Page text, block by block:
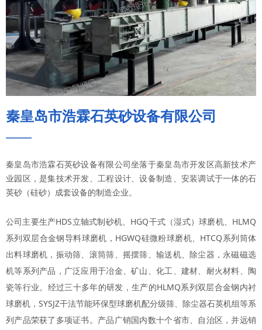
秦皇岛市浩霖石英砂设备有限公司
——
秦皇岛市浩霖石英砂设备有限公司坐落于秦皇岛市开发区高新技术产
业园区，是集技术开发、工程设计、设备制造、安装调试于一体的石
英砂（硅砂）成套设备的制造企业。
公司主要生产HDS立轴式制砂机、HGQ干式（湿式）球磨机、HLMQ
系列双层合金钢导料球磨机，HGWQ硅微粉球磨机、HTCQ系列筒体
出料球磨机，振动筛、滚筒筛、摇摆筛、输送机、除尘器，永磁磁选
机等系列产品，广泛应用于冶金、矿山、化工、建材、耐火材料、陶
瓷等行业。经过三十多年的研发，生产的HLMQ系列双层合金钢内衬
球磨机，SYSJZ干法节能环保型球磨机配分级筛、除尘器石英机组等系
列产品荣获了多项证书。产品广销国内数十个省市、自治区，并远销